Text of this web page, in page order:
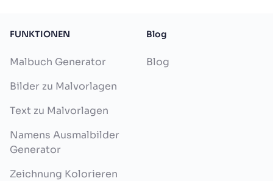
FUNKTIONEN
Malbuch Generator
Bilder zu Malvorlagen
Text zu Malvorlagen
Namens Ausmalbilder
Generator
Zeichnung Kolorieren
Blog
Blog